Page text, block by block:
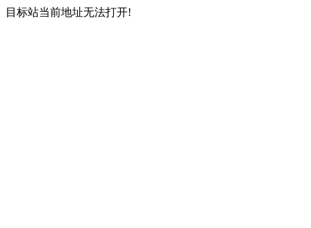
目标站当前地址无法打开!